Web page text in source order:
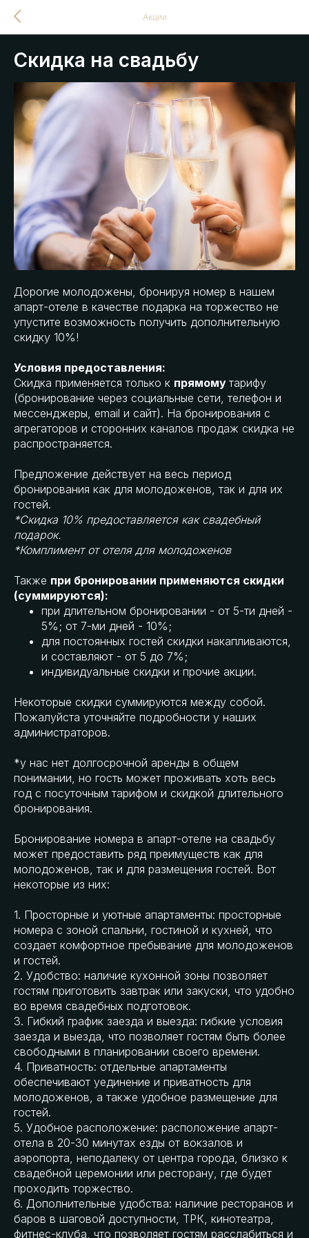
Акции
Скидка на свадьбу
Дорогие молодожены, бронируя номер в нашем
апарт-отеле в качестве подарка на торжество не
упустите возможность получить дополнительную
скидку 10%!
Условия предоставления:
Скидка применяется только к прямому тарифу
(бронирование через социальные сети, телефон и
мессенджеры, email и сайт). На бронирования с
агрегаторов и сторонних каналов продаж скидка не
распространяется.
Предложение действует на весь период
бронирования как для молодоженов, так и для их
гостей.
*Скидка 10% предоставляется как свадебный
подарок.
*Комплимент от отеля для молодоженов
Также при бронировании применяются скидки
(суммируются):
при длительном бронировании - от 5-ти дней -
5%; от 7-ми дней - 10%;
для постоянных гостей скидки накапливаются,
и составляют - от 5 до 7%;
индивидуальные скидки и прочие акции.
Некоторые скидки суммируются между собой.
Пожалуйста уточняйте подробности у наших
администраторов.
*у нас нет долгосрочной аренды в общем
понимании, но гость может проживать хоть весь
год с посуточным тарифом и скидкой длительного
бронирования.
Бронирование номера в апарт-отеле на свадьбу
может предоставить ряд преимуществ как для
молодоженов, так и для размещения гостей. Вот
некоторые из них:
1. Просторные и уютные апартаменты: просторные
номера с зоной спальни, гостиной и кухней, что
создает комфортное пребывание для молодоженов
и гостей.
2. Удобство: наличие кухонной зоны позволяет
гостям приготовить завтрак или закуски, что удобно
во время свадебных подготовок.
3. Гибкий график заезда и выезда: гибкие условия
заезда и выезда, что позволяет гостям быть более
свободными в планировании своего времени.
4. Приватность: отдельные апартаменты
обеспечивают уединение и приватность для
молодоженов, а также удобное размещение для
гостей.
5. Удобное расположение: расположение апарт-
отела в 20-30 минутах езды от вокзалов и
аэропорта, неподалеку от центра города, близко к
свадебной церемонии или ресторану, где будет
проходить торжество.
6. Дополнительные удобства: наличие ресторанов и
баров в шаговой доступности, ТРК, кинотеатра,
фитнес-клуба, что позволяет гостям расслабиться и